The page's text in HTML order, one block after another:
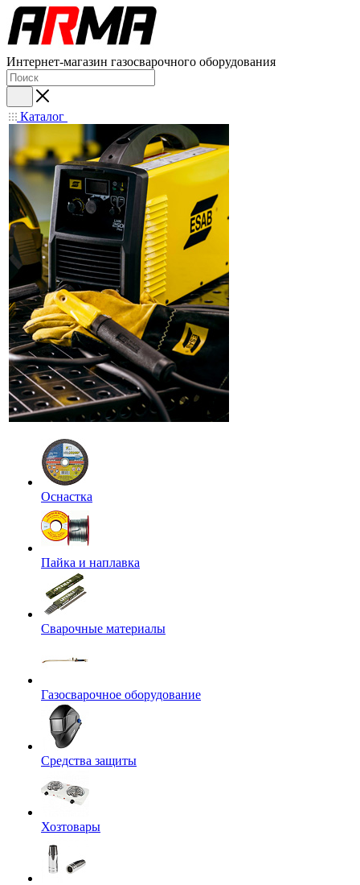
Интернет-магазин газосварочного оборудования
Каталог
Оснастка
Пайка и наплавка
Сварочные материалы
Газосварочное оборудование
Средства защиты
Хозтовары